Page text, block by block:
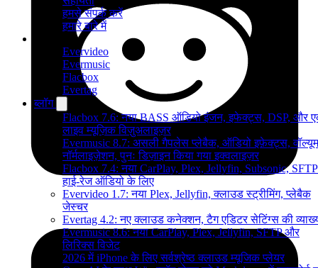
हमसे संपर्क करें
हमारे बारे में
Evervideo
Evermusic
Flacbox
Evertag
ब्लॉग
Flacbox 7.6: नया BASS ऑडियो इंजन, इफेक्ट्स, DSP, और
लाइव म्यूज़िक विज़ुअलाइज़र
Evermusic 8.7: असली गैपलेस प्लेबैक, ऑडियो इफ़ेक्ट्स, वॉल्यूम
नॉर्मलाइज़ेशन, पुनः डिज़ाइन किया गया इक्वलाइज़र
Flacbox 7.4: नया CarPlay, Plex, Jellyfin, Subsonic, SFTP
हाई-रेज ऑडियो के लिए
Evervideo 1.7: नया Plex, Jellyfin, क्लाउड स्ट्रीमिंग, प्लेबैक
जेस्चर
Evertag 4.2: नए क्लाउड कनेक्शन, टैग एडिटर सेटिंग्स की
Evermusic 8.6: नया CarPlay, Plex, Jellyfin, SFTP और
लिरिक्स विजेट
2026 में iPhone के लिए सर्वश्रेष्ठ क्लाउड म्यूजिक प्लेयर